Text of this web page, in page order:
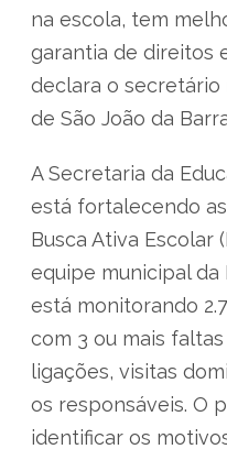
na escola, tem
garantia de direitos
declara o secretário
de São João da
A Secretaria da
está fortalecendo
Busca Ativa Escolar
equipe municipal da
está monitorando
com 3 ou mais
ligações, visitas
os responsáveis. O
identificar os